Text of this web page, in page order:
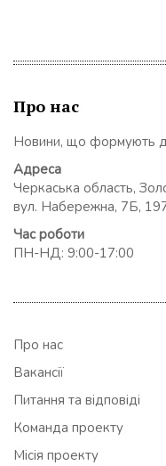
Про нас
Новини, що формують
Адреса
Черкаська область,
вул. Набережна, 7Б,
Час роботи
ПН-НД: 9:00-17:00
Про нас
Вакансії
Питання та відповіді
Команда проекту
Місія проекту